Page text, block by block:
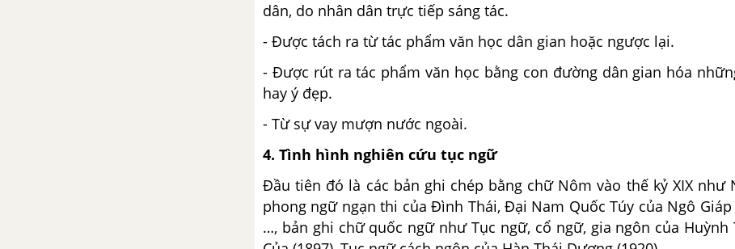
dân, do nhân dân trực tiếp sáng tác.
- Được tách ra từ tác phẩm văn học dân gian hoặc ngược lại.
- Được rút ra tác phẩm văn học bằng con đường dân gian hóa
hay ý đẹp.
- Từ sự vay mượn nước ngoài.
4. Tình hình nghiên cứu tục ngữ
Ðầu tiên đó là các bản ghi chép bằng chữ Nôm vào thế kỷ XIX như
phong ngữ ngạn thi của Ðình Thái, Ðại Nam Quốc Túy của Ngô
…, bản ghi chữ quốc ngữ như Tục ngữ, cổ ngữ, gia ngôn của Huỳnh